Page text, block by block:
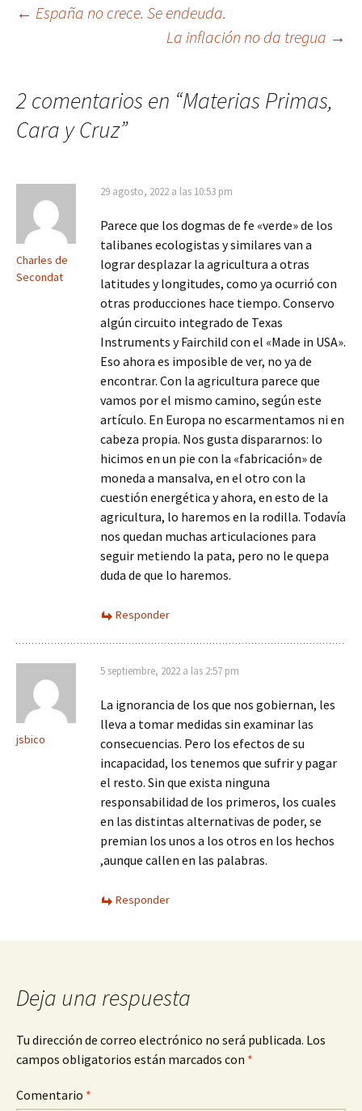
Navegación
← España no crece. Se endeuda.
La inflación no da tregua →
2 comentarios en “Materias Primas,
Cara y Cruz”
Charles de
Secondat
29 agosto, 2022 a las 10:53 pm
Parece que los dogmas de fe «verde» de los
talibanes ecologistas y similares van a
lograr desplazar la agricultura a otras
latitudes y longitudes, como ya ocurrió con
otras producciones hace tiempo. Conservo
algún circuito integrado de Texas
Instruments y Fairchild con el «Made in USA».
Eso ahora es imposible de ver, no ya de
encontrar. Con la agricultura parece que
vamos por el mismo camino, según este
artículo. En Europa no escarmentamos ni en
cabeza propia. Nos gusta dispararnos: lo
hicimos en un pie con la «fabricación» de
moneda a mansalva, en el otro con la
cuestión energética y ahora, en esto de la
agricultura, lo haremos en la rodilla. Todavía
nos quedan muchas articulaciones para
seguir metiendo la pata, pero no le quepa
duda de que lo haremos.
Responder
jsbico
5 septiembre, 2022 a las 2:57 pm
La ignorancia de los que nos gobiernan, les
lleva a tomar medidas sin examinar las
consecuencias. Pero los efectos de su
incapacidad, los tenemos que sufrir y pagar
el resto. Sin que exista ninguna
responsabilidad de los primeros, los cuales
en las distintas alternativas de poder, se
premian los unos a los otros en los hechos
,aunque callen en las palabras.
Responder
Deja una respuesta
Tu dirección de correo electrónico no será publicada. Los
campos obligatorios están marcados con *
Comentario *